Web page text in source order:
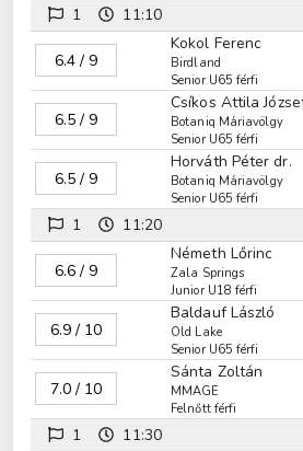
1 11:10
6.4 / 9
Kokol Ferenc
Birdland
Senior U65 férfi
6.5 / 9
Csíkos Attila
Botaniq Máriavölgy
Senior U65 férfi
6.5 / 9
Horváth Péter dr.
Botaniq Máriavölgy
Senior U65 férfi
1 11:20
6.6 / 9
Németh Lőrinc
Zala Springs
Junior U18 férfi
6.9 / 10
Baldauf László
Old Lake
Senior U65 férfi
7.0 / 10
Sánta Zoltán
MMAGE
Felnőtt férfi
1 11:30